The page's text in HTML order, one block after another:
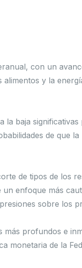
con un
y la
la baja
de que la
de tipos de los
enfoque más
sobre los
profundos e
monetaria de la